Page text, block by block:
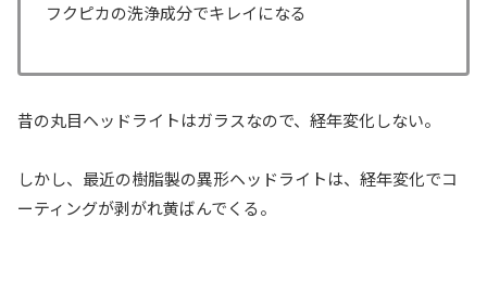
フクピカの洗浄成分でキレイになる
昔の丸目ヘッドライトはガラスなので、経年変化しない。
しかし、最近の樹脂製の異形ヘッドライトは、経年変化でコ
ーティングが剥がれ黄ばんでくる。